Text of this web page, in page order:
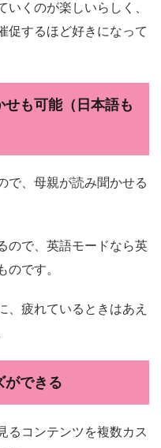
くのが楽しいらしく、
促するほど好きになって
も可能（日本語も
で、母親が読み聞かせる
ので、英語モードなら英
のです。
、疲れているときはあえ
ができる
るコンテンツを複数カス